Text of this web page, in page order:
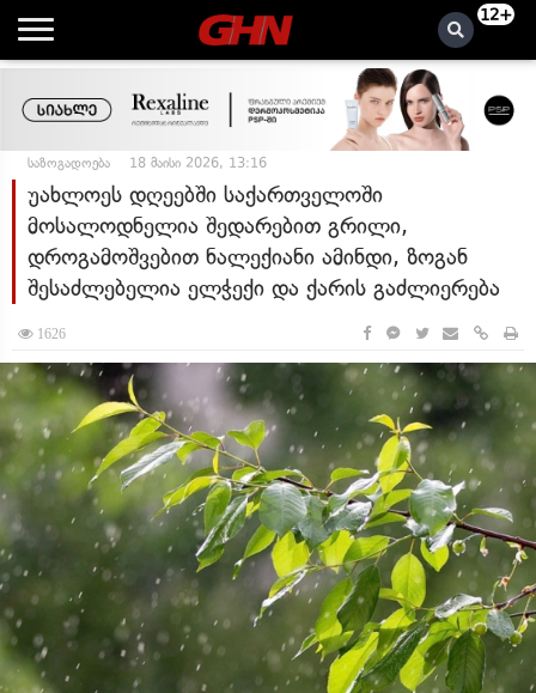
12+
საზოგადოება 18 მაისი 2026, 13:16
უახლოეს დღეებში საქართველოში
მოსალოდნელია შედარებით გრილი,
დროგამოშვებით ნალექიანი ამინდი, ზოგან
შესაძლებელია ელჭექი და ქარის გაძლიერება
1626